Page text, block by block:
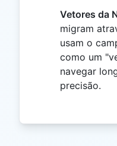
Vetores da
migram
usam o
como um
navegar
precisão.